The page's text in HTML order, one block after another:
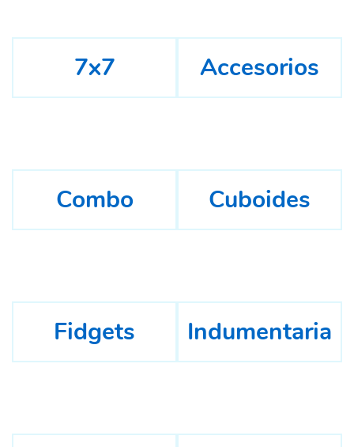
7x7 Accesorios
Combo Cuboides
Fidgets Indumentaria